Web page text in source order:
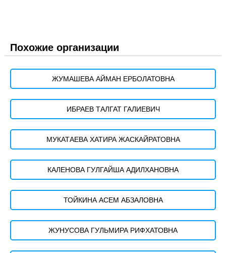
Похожие организации
ЖУМАШЕВА АЙМАН ЕРБОЛАТОВНА
ИБРАЕВ ТАЛГАТ ГАЛИЕВИЧ
МУКАТАЕВА ХАТИРА ЖАСКАЙРАТОВНА
КАЛЕНОВА ГУЛГАЙША АДИЛХАНОВНА
ТОЙКИНА АСЕМ АБЗАЛОВНА
ЖУНУСОВА ГУЛЬМИРА РИФХАТОВНА